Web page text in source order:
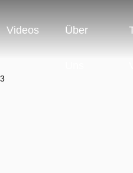
Videos Über